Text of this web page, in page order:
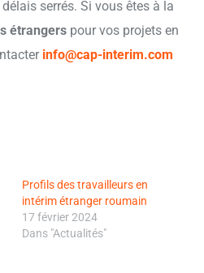
serrés. Si vous êtes à la
étrangers pour vos projets en
info@cap-interim.com
Profils des travailleurs en
intérim étranger roumain
17 février 2024
Dans "Actualités"